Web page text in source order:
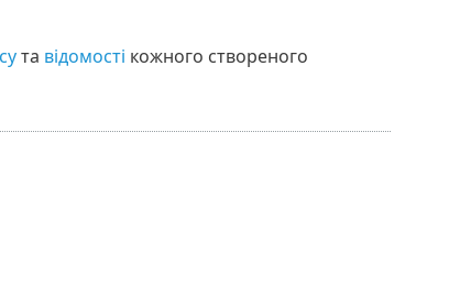
та відомості кожного створеного